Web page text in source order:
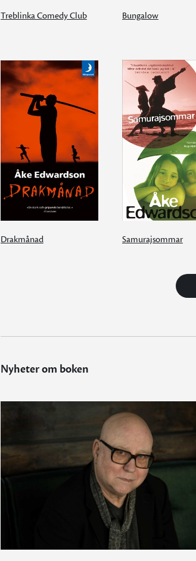
Treblinka Comedy Club Bungalow
Drakmånad Samurajsommar
Nyheter om boken